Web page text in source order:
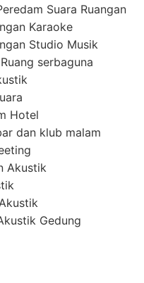
Suara Ruangan
Karaoke
Studio Musik
serbaguna
Hotel
dan klub malam
Akustik
Gedung